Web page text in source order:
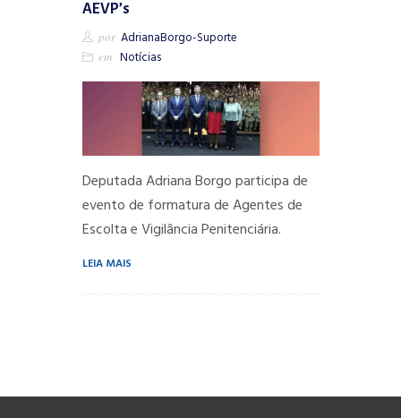
AEVP’s
por AdrianaBorgo-Suporte
em Notícias
Deputada Adriana Borgo participa de
evento de formatura de Agentes de
Escolta e Vigilância Penitenciária.
LEIA MAIS